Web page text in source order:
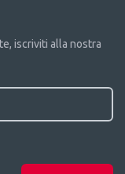
iscriviti alla nostra